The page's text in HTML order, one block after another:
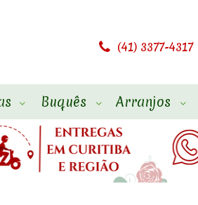
(41) 3377-4317
Buquês Arranjos